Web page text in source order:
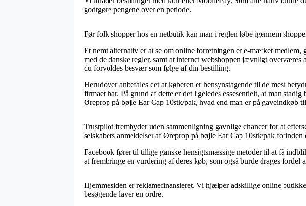
godtgøre pengene over en periode.
Før folk shopper hos en netbutik kan man i reglen løbe igennem
Et nemt alternativ er at se om online forretningen er e-mærket
med de danske regler, samt at internet webshoppen jævnligt
du forvoldes besvær som følge af din bestilling.
Herudover anbefales det at køberen er hensynstagende til de mest
firmaet har. På grund af dette er det ligeledes essesentielt, at man
Øreprop på bøjle Ear Cap 10stk/pak, hvad end man er på gaveindkøb
Trustpilot frembyder uden sammenligning gavnlige chancer for at
selskabets anmeldelser af Øreprop på bøjle Ear Cap 10stk/pak forinden
Facebook fører til tillige ganske hensigtsmæssige metoder til at få
at frembringe en vurdering af deres køb, som også burde drages fordel
Hjemmesiden er reklamefinansieret. Vi hjælper adskillige online
besøgende laver en ordre.